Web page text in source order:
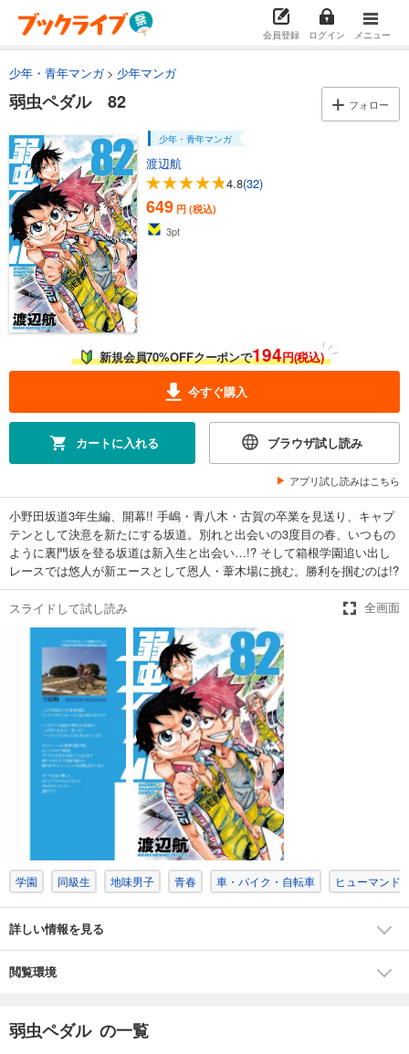
会員登録 ログイン メニュー
少年・青年マンガ 少年マンガ
弱虫ペダル 82 フォロー
少年・青年マンガ
渡辺航
4.8(32)
649 円 (税込)
3pt
新規会員70%OFFクーポンで194円(税込)
今すぐ購入
カートに入れる ブラウザ試し読み
アプリ試し読みはこちら
小野田坂道3年生編、開幕!! 手嶋・青八木・古賀の卒業を見送り、キャプ
テンとして決意を新たにする坂道。別れと出会いの3度目の春、いつもの
ように裏門坂を登る坂道は新入生と出会い…!? そして箱根学園追い出し
レースでは悠人が新エースとして恩人・葦木場に挑む。勝利を掴むのは!?
スライドして試し読み 全画面
学園 同級生 地味男子 青春 車・バイク・自転車 ヒューマンド
詳しい情報を見る
閲覧環境
弱虫ペダル の一覧
弱虫ペダル 72
カート
試し読み
弱虫ペダル 73
649円 (税込)
あらすじを表示する
弱虫ペダル 74
649円 (税込)
弱虫ペダル 75
649円 (税込)
カート
試し読み
弱虫ペダル 76
649円 (税込)
カート
試し読み
あらすじを表示する
弱虫ペダル 77
649 円 (税込)
あらすじを表示する
弱虫ペダル 78
円 (税込)
試し読み
弱虫ペダル 79
カート
あらすじを表示する